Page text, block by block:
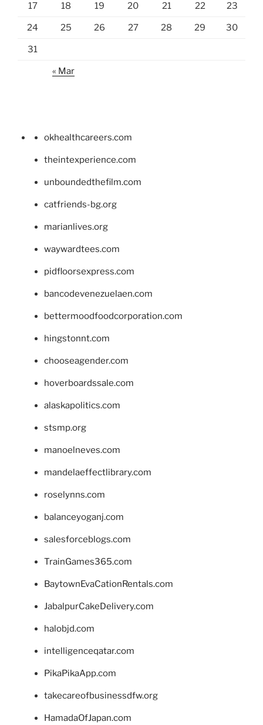
17 18 19 20 21 22 23
24 25 26 27 28 29 30
31
« Mar
okhealthcareers.com
theintexperience.com
unboundedthefilm.com
catfriends-bg.org
marianlives.org
waywardtees.com
pidfloorsexpress.com
bancodevenezuelaen.com
bettermoodfoodcorporation.com
hingstonnt.com
chooseagender.com
hoverboardssale.com
alaskapolitics.com
stsmp.org
manoelneves.com
mandelaeffectlibrary.com
roselynns.com
balanceyoganj.com
salesforceblogs.com
TrainGames365.com
BaytownEvaCationRentals.com
JabalpurCakeDelivery.com
halobjd.com
intelligenceqatar.com
PikaPikaApp.com
takecareofbusinessdfw.org
HamadaOfJapan.com